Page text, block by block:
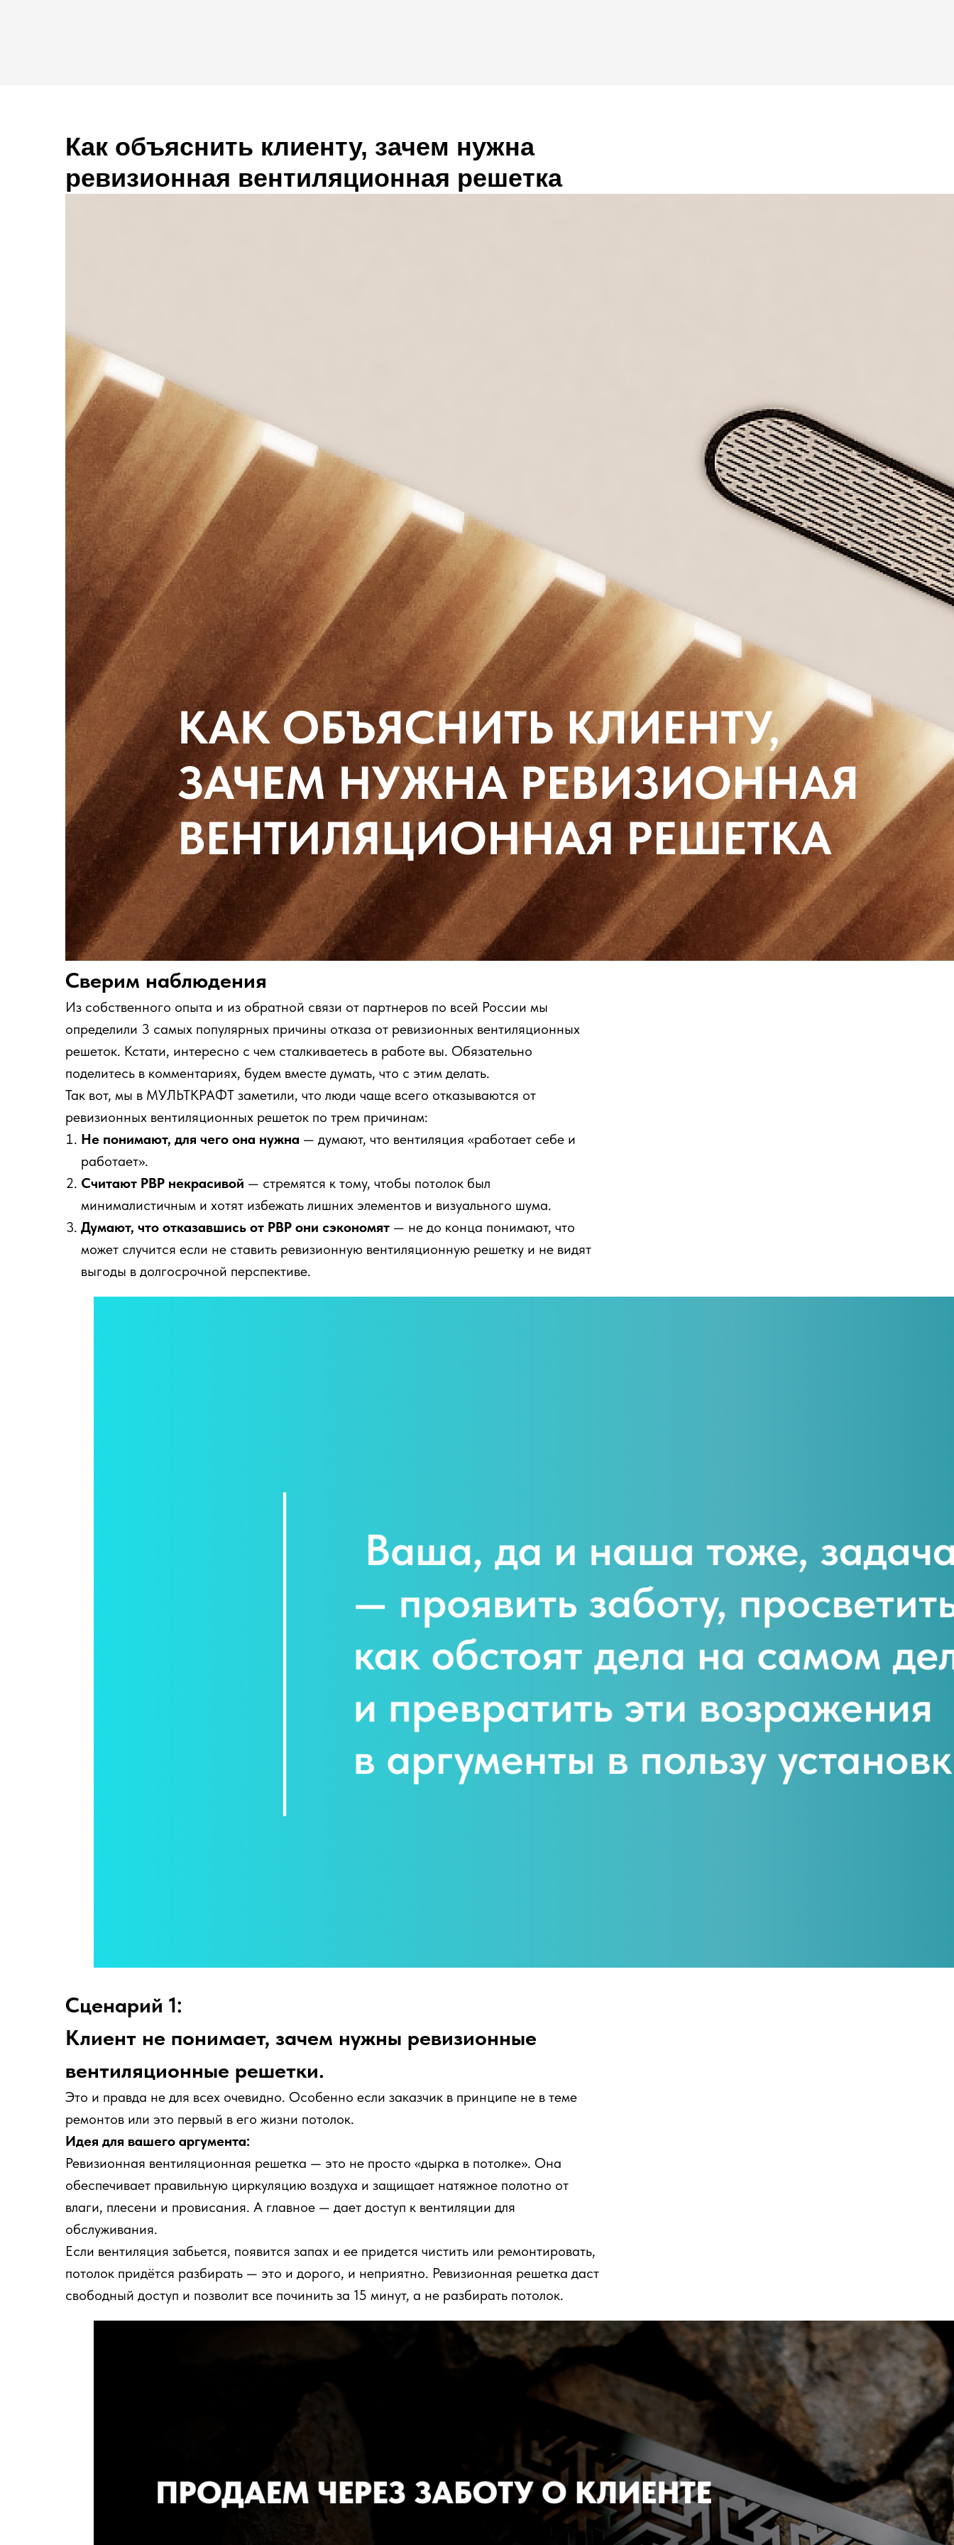
Как объяснить клиенту, зачем нужна
ревизионная вентиляционная решетка
Сверим наблюдения
Из собственного опыта и из обратной связи от партнеров по всей России мы
определили 3 самых популярных причины отказа от ревизионных вентиляционных
решеток. Кстати, интересно с чем сталкиваетесь в работе вы. Обязательно
поделитесь в комментариях, будем вместе думать, что с этим делать.
Так вот, мы в МУЛЬТКРАФТ заметили, что люди чаще всего отказываются от
ревизионных вентиляционных решеток по трем причинам:
Не понимают, для чего она нужна — думают, что вентиляция «работает себе и
работает».
Считают РВР некрасивой — стремятся к тому, чтобы потолок был
минималистичным и хотят избежать лишних элементов и визуального шума.
Думают, что отказавшись от РВР они сэкономят — не до конца понимают, что
может случится если не ставить ревизионную вентиляционную решетку и не видят
выгоды в долгосрочной перспективе.
Сценарий 1:
Клиент не понимает, зачем нужны ревизионные
вентиляционные решетки.
Это и правда не для всех очевидно. Особенно если заказчик в принципе не в теме
ремонтов или это первый в его жизни потолок.
Идея для вашего аргумента:
Ревизионная вентиляционная решетка — это не просто «дырка в потолке». Она
обеспечивает правильную циркуляцию воздуха и защищает натяжное полотно от
влаги, плесени и провисания. А главное — дает доступ к вентиляции для
обслуживания.
Если вентиляция забьется, появится запах и ее придется чистить или ремонтировать,
потолок придётся разбирать — это и дорого, и неприятно. Ревизионная решетка даст
свободный доступ и позволит все починить за 15 минут, а не разбирать потолок.